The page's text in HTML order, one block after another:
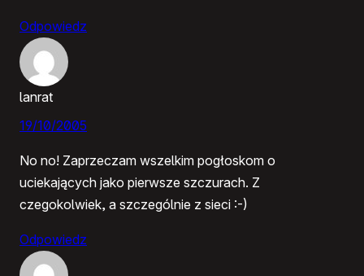
Odpowiedz
lanrat
19/10/2005
No no! Zaprzeczam wszelkim pogłoskom o
uciekających jako pierwsze szczurach. Z
czegokolwiek, a szczególnie z sieci :-)
Odpowiedz